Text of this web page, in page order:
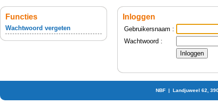
Functies
Wachtwoord vergeten
Inloggen
Gebruikersnaam :
Wachtwoord :
NBF | Landjuweel 62,